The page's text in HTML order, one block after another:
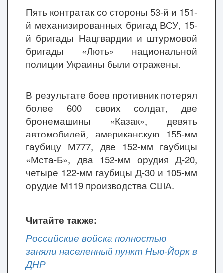
Пять контратак со стороны 53-й и 151-
й механизированных бригад ВСУ, 15-
й бригады Нацгвардии и штурмовой
бригады «Лють» национальной
полиции Украины были отражены.
В результате боев противник потерял
более 600 своих солдат, две
бронемашины «Казак», девять
автомобилей, американскую 155-мм
гаубицу М777, две 152-мм гаубицы
«Мста-Б», два 152-мм орудия Д-20,
четыре 122-мм гаубицы Д-30 и 105-мм
орудие М119 производства США.
Читайте также:
Российские войска полностью
заняли населенный пункт Нью-Йорк в
ДНР